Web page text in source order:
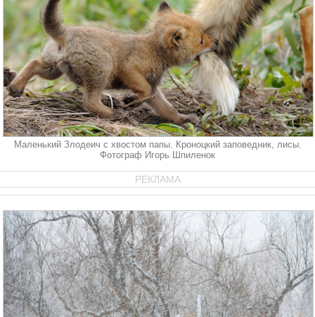
Маленький Злодеич с хвостом папы. Кроноцкий заповедник, лисы.
Фотограф Игорь Шпиленок
РЕКЛАМА